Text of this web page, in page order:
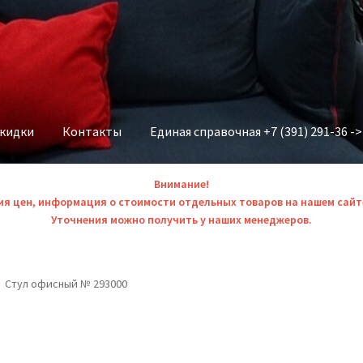
Контакты Единая справочная +7 (391) 291-36 -
Внимание!
цен, информация о стоимости отдельных товаров на нашем
Уточнения можно получить у наших менеджеров.
Стул офисный № 293000